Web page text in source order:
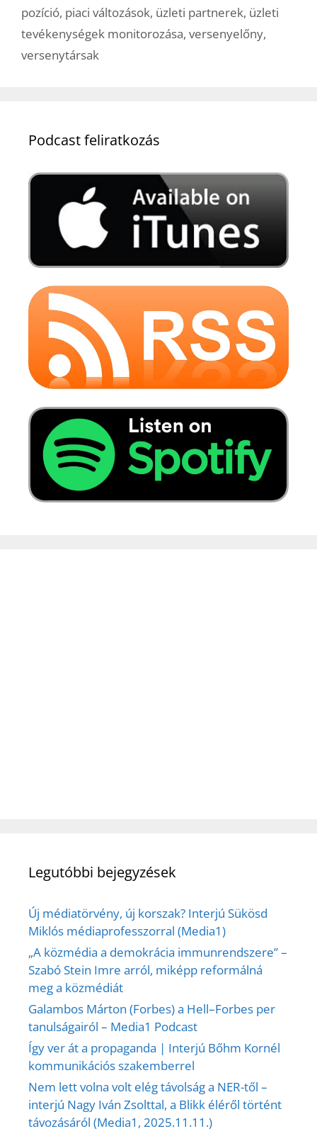
pozíció, piaci változások, üzleti partnerek, üzleti
tevékenységek monitorozása, versenyelőny,
versenytársak
Podcast feliratkozás
Legutóbbi bejegyzések
Új médiatörvény, új korszak? Interjú Sükösd
Miklós médiaprofesszorral (Media1)
„A közmédia a demokrácia immunrendszere” –
Szabó Stein Imre arról, miképp reformálná
meg a közmédiát
Galambos Márton (Forbes) a Hell–Forbes per
tanulságairól – Media1 Podcast
Így ver át a propaganda | Interjú Bőhm Kornél
kommunikációs szakemberrel
Nem lett volna volt elég távolság a NER-től –
interjú Nagy Iván Zsolttal, a Blikk éléről történt
távozásáról (Media1, 2025.11.11.)